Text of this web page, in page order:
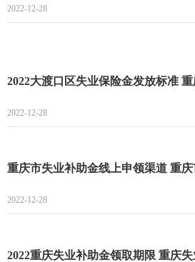
2022-12-28
2022-12-28
重庆市失业补助金线上申领渠道 重
2022-12-28
2022重庆失业补助金领取期限 重庆